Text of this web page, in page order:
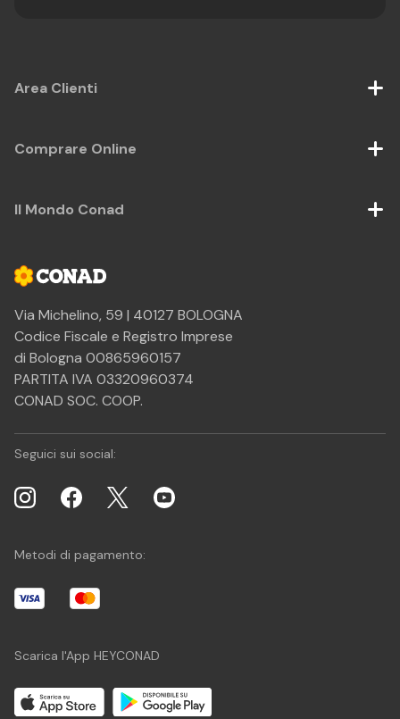
Via Michelino, 59 | 40127 BOLOGNA
Codice Fiscale e Registro Imprese
di Bologna 00865960157
PARTITA IVA 03320960374
CONAD SOC. COOP.
Area Clienti
Comprare Online
Il Mondo Conad
Seguici sui social:
Metodi di pagamento:
Scarica l'App HEYCONAD